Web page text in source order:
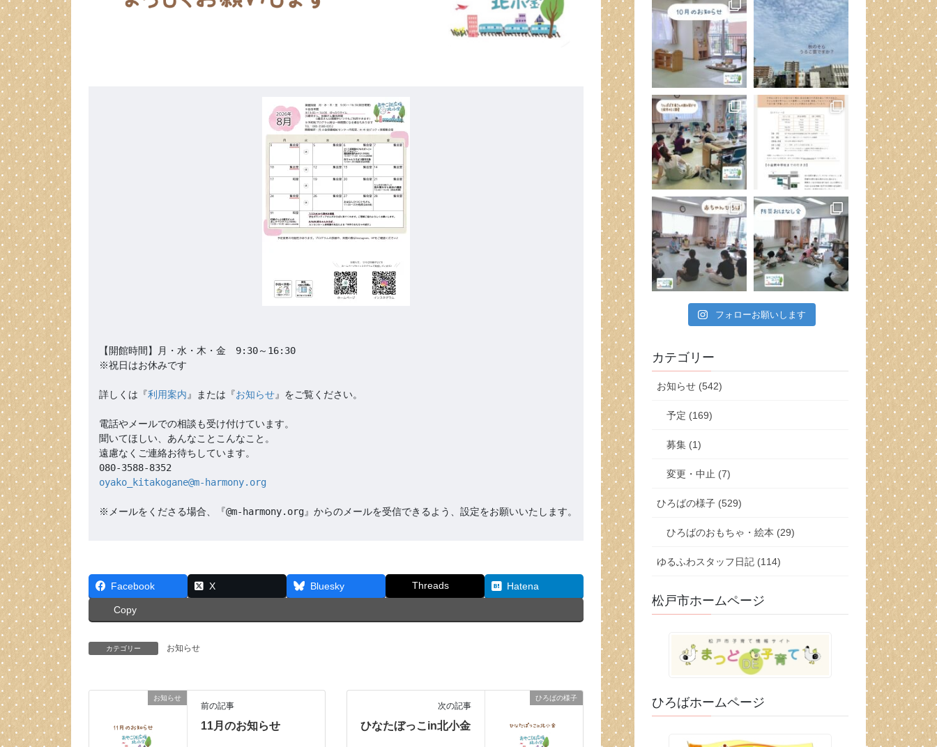
【開館時間】月・水・木・金　9:30～16:30
※祝日はお休みです
詳しくは『利用案内 』または『お知らせ』をご覧ください。
電話やメールでの相談も受け付けています。
聞いてほしい、あんなことこんなこと。
遠慮なくご連絡お待ちしています。
oyako_kitakogane@m-harmony.org
※メールをくださる場合、『@m-harmony.org』からのメールを受信できるよう、設定をお願いいたします。
Facebook X Bluesky Threads Hatena
Copy
カテゴリー お知らせ
お知らせ
前の記事
11月のお知らせ
ひろばの様子
次の記事
ひなたぼっこin北小金
フォローお願いします
カテゴリー
お知らせ (542)
予定 (169)
募集 (1)
変更・中止 (7)
ひろばの様子 (529)
ひろばのおもちゃ・絵本 (29)
ゆるふわスタッフ日記 (114)
松戸市ホームページ
ひろばホームページ